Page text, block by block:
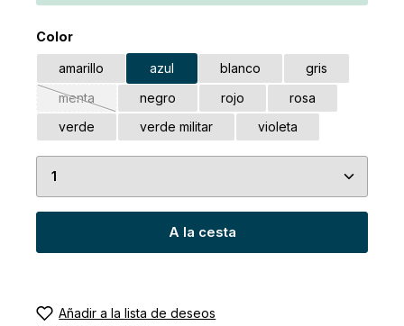
Seleccione
Color
amarillo azul blanco
gris
menta
(Esta opción no está disponible en este momento.)
negro rojo
rosa
verde
verde militar violeta
Cantidad del producto: introduce la cantidad
A la cesta
Añadir a la lista de deseos